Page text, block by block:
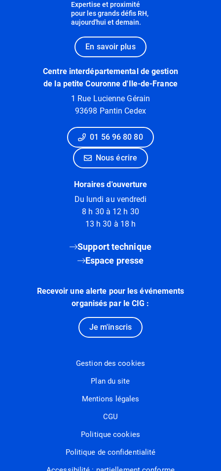
Expertise et proximité
pour les grands défis RH,
aujourd'hui et demain.
En savoir plus
Centre interdépartemental de gestion
de la petite Couronne d'Ile-de-France
1 Rue Lucienne Gérain
93698 Pantin Cedex
01 56 96 80 80
Nous écrire
Horaires d'ouverture
Du lundi au vendredi
8 h 30 à 12 h 30
13 h 30 à 18 h
Support technique
Espace presse
Recevoir une alerte pour les événements
organisés par le CIG :
Je m'inscris
Gestion des cookies
Plan du site
Mentions légales
CGU
Politique cookies
Politique de confidentialité